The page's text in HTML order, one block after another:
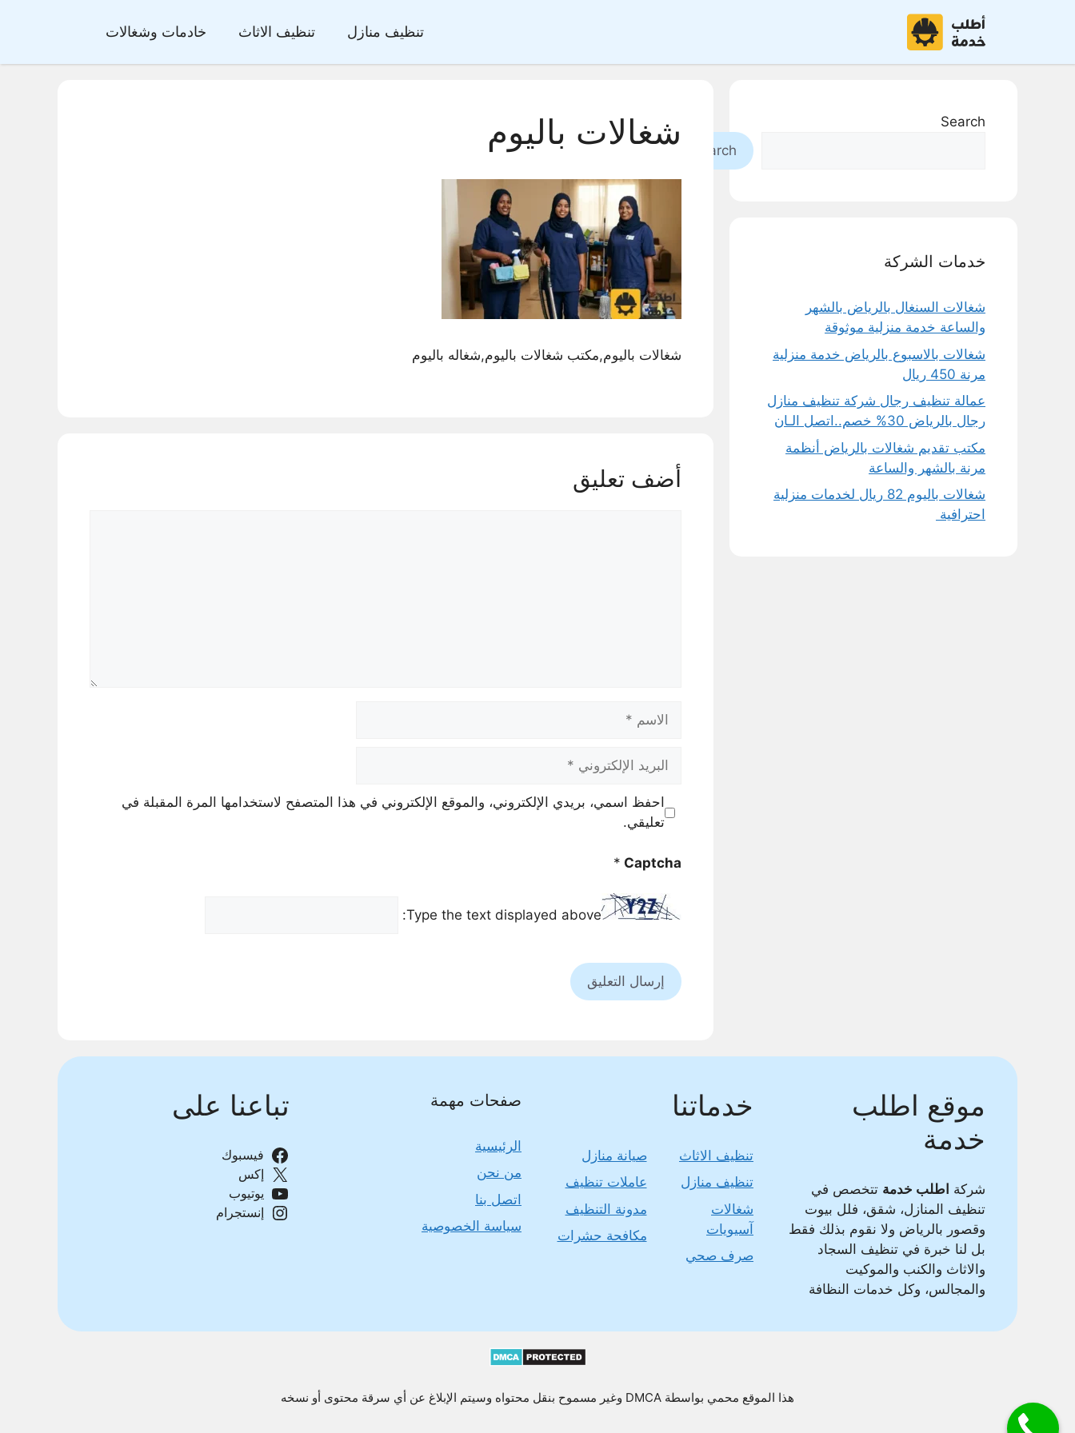
تنظيف منازل تنظيف الاثاث خادمات وشغالات
شغالات باليوم
شغالات باليوم,مكتب شغالات باليوم,شغاله باليوم
أضف تعليق
الاسم
البريد
الإلكتروني
احفظ اسمي، بريدي الإلكتروني، والموقع الإلكتروني في هذا المتصفح لاستخدامها المرة المقبلة في
تعليقي.
Captcha
*
Type the text displayed above:
Search
Search
خدمات الشركة
شغالات السنغال بالرياض بالشهر
والساعة خدمة منزلية موثوقة
شغالات بالاسبوع بالرياض خدمة منزلية
مرنة 450 ريال
عمالة تنظيف رجال شركة تنظيف منازل
رجال بالرياض 30% خصم..اتصل الـان
مكتب تقديم شغالات بالرياض أنظمة
مرنة بالشهر والساعة
شغالات باليوم 82 ريال لخدمات منزلية
احترافية
موقع اطلب
خدمة
شركة اطلب خدمة تتخصص في
تنظيف المنازل، شقق، فلل بيوت
وقصور بالرياض ولا نقوم بذلك فقط
بل لنا خبرة في تنظيف السجاد
والاثاث والكنب والموكيت
والمجالس، وكل خدمات النظافة
خدماتنا
تنظيف الاثاث
تنظيف منازل
شغالات
آسيويات
صرف صحي
صيانة منازل
عاملات تنظيف
مدونة التنظيف
مكافحة حشرات
صفحات مهمة
الرئيسية
من نحن
اتصل بنا
سياسة الخصوصية
تباعنا على
فيسبوك
إكس
يوتيوب
إنستجرام
هذا الموقع محمي بواسطة DMCA وغير مسموح بنقل محتواه وسيتم الإبلاغ عن أي سرقة محتوى أو نسخه